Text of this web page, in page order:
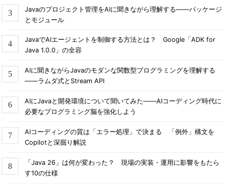
Javaのプロジェクト管理をAIに聞きながら理解する――パッケージ
とモジュール
JavaでAIエージェントを制御する方法とは？ Google「ADK for
Java 1.0.0」の全容
AIに聞きながらJavaのモダンな関数型プログラミングを理解する
――ラムダ式とStream API
AIにJavaと開発環境について聞いてみた――AIコーディング時代に
必要なプログラミング脳を強化しよう
AIコーディングの質は「エラー処理」で決まる 「例外」構文を
Copilotと深掘り解説
「Java 26」は何が変わった？ 現場の実装・運用に影響をもたら
す10の仕様